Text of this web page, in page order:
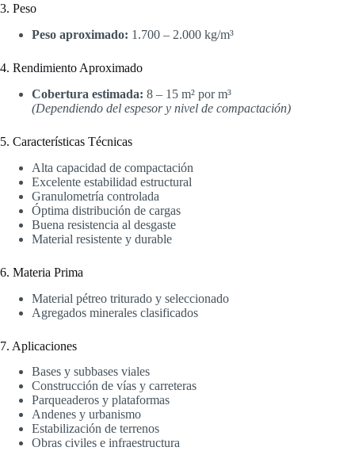
3. Peso
Peso aproximado: 1.700 – 2.000 kg/m³
4. Rendimiento Aproximado
Cobertura estimada: 8 – 15 m² por m³
(Dependiendo del espesor y nivel de compactación)
5. Características Técnicas
Alta capacidad de compactación
Excelente estabilidad estructural
Granulometría controlada
Óptima distribución de cargas
Buena resistencia al desgaste
Material resistente y durable
6. Materia Prima
Material pétreo triturado y seleccionado
Agregados minerales clasificados
7. Aplicaciones
Bases y subbases viales
Construcción de vías y carreteras
Parqueaderos y plataformas
Andenes y urbanismo
Estabilización de terrenos
Obras civiles e infraestructura